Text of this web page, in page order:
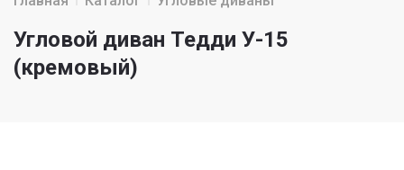
Угловой диван Тедди У-15
(кремовый)